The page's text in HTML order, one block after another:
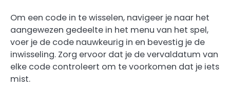
Om een code in te wisselen, navigeer je naar het
aangewezen gedeelte in het menu van het spel,
voer je de code nauwkeurig in en bevestig je de
inwisseling. Zorg ervoor dat je de vervaldatum van
elke code controleert om te voorkomen dat je iets
mist.